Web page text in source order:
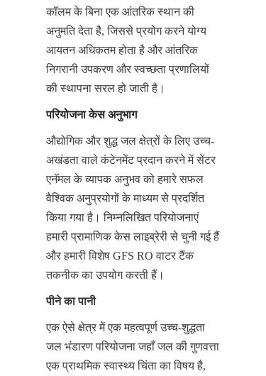
कॉलम के बिना एक आंतरिक स्थान की
अनुमति देता है, जिससे प्रयोग करने योग्य
आयतन अधिकतम होता है और आंतरिक
निगरानी उपकरण और स्वच्छता प्रणालियों
की स्थापना सरल हो जाती है।
परियोजना केस अनुभाग
औद्योगिक और शुद्ध जल क्षेत्रों के लिए उच्च-
अखंडता वाले कंटेनमेंट प्रदान करने में सेंटर
एनॅमल के व्यापक अनुभव को हमारे सफल
वैश्विक अनुप्रयोगों के माध्यम से प्रदर्शित
किया गया है। निम्नलिखित परियोजनाएं
हमारी प्रामाणिक केस लाइब्रेरी से चुनी गई हैं
और हमारी विशेष GFS RO वाटर टैंक
तकनीक का उपयोग करती हैं।
पीने का पानी
एक ऐसे क्षेत्र में एक महत्वपूर्ण उच्च-शुद्धता
जल भंडारण परियोजना जहाँ जल की गुणवत्ता
एक प्राथमिक स्वास्थ्य चिंता का विषय है,